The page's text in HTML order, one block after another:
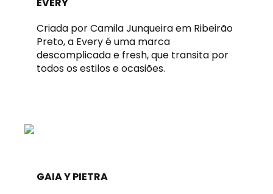
Criada por Camila Junqueira em Ribeirão
Preto, a Every é uma marca
descomplicada e fresh, que transita por
todos os estilos e ocasiões.
GAIA Y PIETRA